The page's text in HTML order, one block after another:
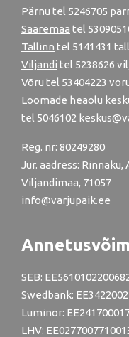
Pärnu tel 5246705
Saaremaa tel
Tallinn tel 5141431
Viljandi tel 5238626
Võru tel 53404223
Loomade heaolu
tel 5046102
Reg. nr: 80249280
Jur. aadress:
Viljandimaa, 71057
info@varjupaik.ee
SEB:
Swedbank:
Luminor:
LHV: